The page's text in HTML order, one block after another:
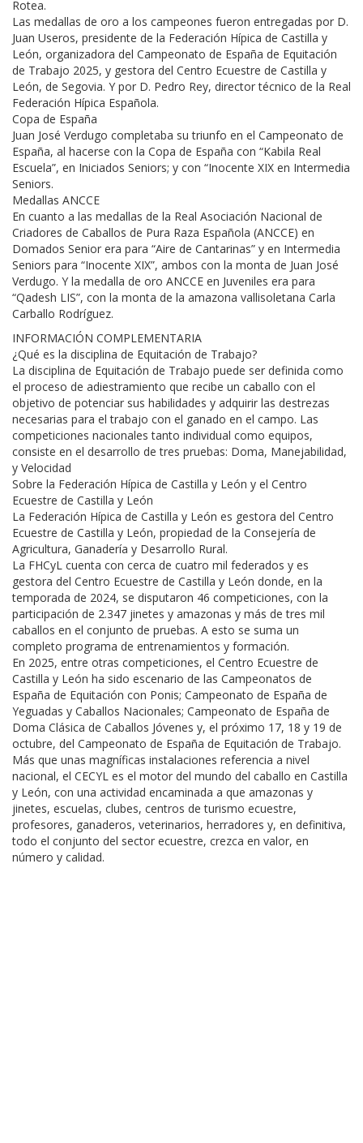
Rotea.
Las medallas de oro a los campeones fueron entregadas por D.
Juan Useros, presidente de la Federación Hípica de Castilla y
León, organizadora del Campeonato de España de Equitación
de Trabajo 2025, y gestora del Centro Ecuestre de Castilla y
León, de Segovia. Y por D. Pedro Rey, director técnico de la Real
Federación Hípica Española.
Copa de España
Juan José Verdugo completaba su triunfo en el Campeonato de
España, al hacerse con la Copa de España con “Kabila Real
Escuela”, en Iniciados Seniors; y con “Inocente XIX en Intermedia
Seniors.
Medallas ANCCE
En cuanto a las medallas de la Real Asociación Nacional de
Criadores de Caballos de Pura Raza Española (ANCCE) en
Domados Senior era para “Aire de Cantarinas” y en Intermedia
Seniors para “Inocente XIX”, ambos con la monta de Juan José
Verdugo. Y la medalla de oro ANCCE en Juveniles era para
“Qadesh LIS”, con la monta de la amazona vallisoletana Carla
Carballo Rodríguez.
INFORMACIÓN COMPLEMENTARIA
¿Qué es la disciplina de Equitación de Trabajo?
La disciplina de Equitación de Trabajo puede ser definida como
el proceso de adiestramiento que recibe un caballo con el
objetivo de potenciar sus habilidades y adquirir las destrezas
necesarias para el trabajo con el ganado en el campo. Las
competiciones nacionales tanto individual como equipos,
consiste en el desarrollo de tres pruebas: Doma, Manejabilidad,
y Velocidad
Sobre la Federación Hípica de Castilla y León y el Centro
Ecuestre de Castilla y León
La Federación Hípica de Castilla y León es gestora del Centro
Ecuestre de Castilla y León, propiedad de la Consejería de
Agricultura, Ganadería y Desarrollo Rural.
La FHCyL cuenta con cerca de cuatro mil federados y es
gestora del Centro Ecuestre de Castilla y León donde, en la
temporada de 2024, se disputaron 46 competiciones, con la
participación de 2.347 jinetes y amazonas y más de tres mil
caballos en el conjunto de pruebas. A esto se suma un
completo programa de entrenamientos y formación.
En 2025, entre otras competiciones, el Centro Ecuestre de
Castilla y León ha sido escenario de las Campeonatos de
España de Equitación con Ponis; Campeonato de España de
Yeguadas y Caballos Nacionales; Campeonato de España de
Doma Clásica de Caballos Jóvenes y, el próximo 17, 18 y 19 de
octubre, del Campeonato de España de Equitación de Trabajo.
Más que unas magníficas instalaciones referencia a nivel
nacional, el CECYL es el motor del mundo del caballo en Castilla
y León, con una actividad encaminada a que amazonas y
jinetes, escuelas, clubes, centros de turismo ecuestre,
profesores, ganaderos, veterinarios, herradores y, en definitiva,
todo el conjunto del sector ecuestre, crezca en valor, en
número y calidad.